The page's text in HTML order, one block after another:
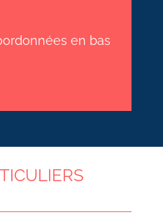
en bas